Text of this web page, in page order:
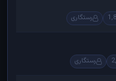
رستگاری
رستگاری